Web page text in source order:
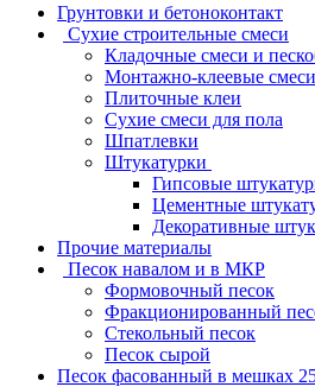
Грунтовки и бетоноконтакт
Сухие строительные смеси
Кладочные смеси и
Монтажно-клеевые смеси
Плиточные клеи
Сухие смеси для пола
Шпатлевки
Штукатурки
Гипсовые
Цементные
Декоративные
Прочие материалы
Песок навалом и в МКР
Формовочный песок
Фракционированный
Стекольный песок
Песок сырой
Песок фасованный в мешках